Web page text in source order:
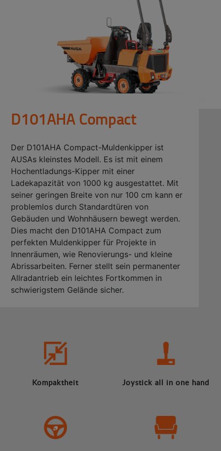
D101AHA Compact
Der D101AHA Compact-Muldenkipper ist
AUSAs kleinstes Modell. Es ist mit einem
Hochentladungs-Kipper mit einer
Ladekapazität von 1000 kg ausgestattet. Mit
seiner geringen Breite von nur 100 cm kann er
problemlos durch Standardtüren von
Gebäuden und Wohnhäusern bewegt werden.
Dies macht den D101AHA Compact zum
perfekten Muldenkipper für Projekte in
Innenräumen, wie Renovierungs- und kleine
Abrissarbeiten. Ferner stellt sein permanenter
Allradantrieb ein leichtes Fortkommen in
schwierigstem Gelände sicher.
Kompaktheit Joystick all in one hand